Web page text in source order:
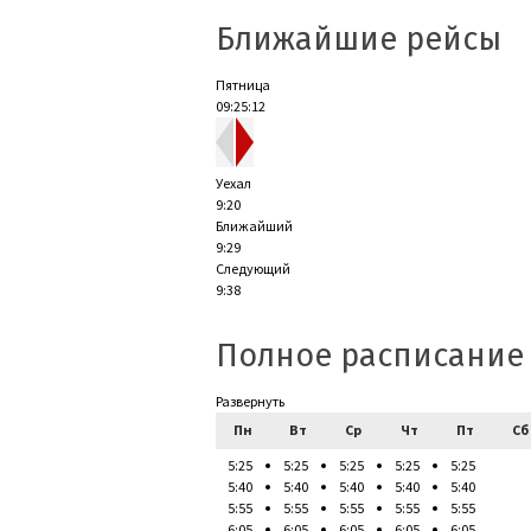
Ближайшие рейсы
Пятница
09:25:13
Уехал
9:20
Ближайший
9:29
Следующий
9:38
Полное расписание
Развернуть
Пн
Вт Ср Чт Пт
Сб
5:25
5:40
5:55
5:25
5:40
5:55
5:25
5:40
5:55
5:25
5:40
5:55
5:25
5:40
5:55